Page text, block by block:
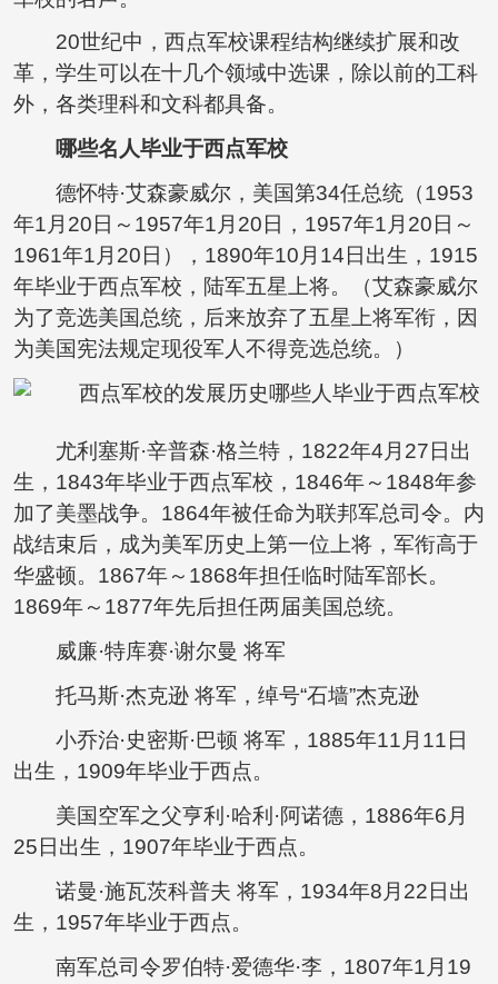
20世纪中，西点军校课程结构继续扩展和改
革，学生可以在十几个领域中选课，除以前的工科
外，各类理科和文科都具备。
哪些名人毕业于西点军校
德怀特·艾森豪威尔，美国第34任总统（1953
年1月20日～1957年1月20日，1957年1月20日～
1961年1月20日），1890年10月14日出生，1915
年毕业于西点军校，陆军五星上将。（艾森豪威尔
为了竞选美国总统，后来放弃了五星上将军衔，因
为美国宪法规定现役军人不得竞选总统。）
尤利塞斯·辛普森·格兰特，1822年4月27日出
生，1843年毕业于西点军校，1846年～1848年参
加了美墨战争。1864年被任命为联邦军总司令。内
战结束后，成为美军历史上第一位上将，军衔高于
华盛顿。1867年～1868年担任临时陆军部长。
1869年～1877年先后担任两届美国总统。
威廉·特库赛·谢尔曼 将军
托马斯·杰克逊 将军，绰号“石墙”杰克逊
小乔治·史密斯·巴顿 将军，1885年11月11日
出生，1909年毕业于西点。
美国空军之父亨利·哈利·阿诺德，1886年6月
25日出生，1907年毕业于西点。
诺曼·施瓦茨科普夫 将军，1934年8月22日出
生，1957年毕业于西点。
南军总司令罗伯特·爱德华·李，1807年1月19